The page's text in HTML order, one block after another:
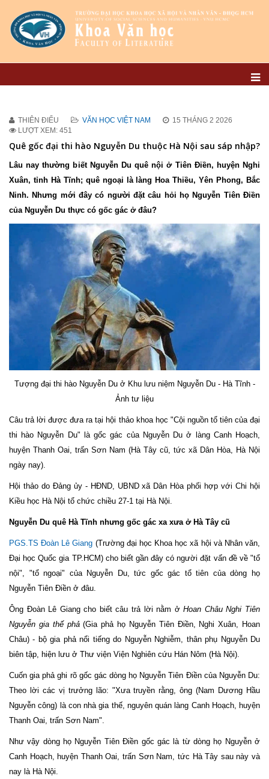
THIÊN ĐIỂU VĂN HỌC VIỆT NAM
15 THÁNG 2 2026
LƯỢT XEM: 451
Quê gốc đại thi hào Nguyễn Du thuộc Hà Nội sau sáp nhập?
Lâu nay thường biết Nguyễn Du quê nội ở Tiên Điền, huyện Nghi
Xuân, tỉnh Hà Tĩnh; quê ngoại là làng Hoa Thiều, Yên Phong, Bắc
Ninh. Nhưng mới đây có người đặt câu hỏi họ Nguyễn Tiên Điền
của Nguyễn Du thực có gốc gác ở đâu?
Tượng đại thi hào Nguyễn Du ở Khu lưu niệm Nguyễn Du - Hà Tĩnh -
Ảnh tư liệu
Câu trả lời được đưa ra tại hội thảo khoa học "Cội nguồn tổ tiên của đại
thi hào Nguyễn Du" là gốc gác của Nguyễn Du ở làng Canh Hoạch,
huyện Thanh Oai, trấn Sơn Nam (Hà Tây cũ, tức xã Dân Hòa, Hà Nội
ngày nay).
Hội thảo do Đảng ủy - HĐND, UBND xã Dân Hòa phối hợp với Chi hội
Kiều học Hà Nội tổ chức chiều 27-1 tại Hà Nội.
Nguyễn Du quê Hà Tĩnh nhưng gốc gác xa xưa ở Hà Tây cũ
PGS.TS Đoàn Lê Giang (Trường đại học Khoa học xã hội và Nhân văn,
Đại học Quốc gia TP.HCM) cho biết gần đây có người đặt vấn đề về "tổ
nội", "tổ ngoại" của Nguyễn Du, tức gốc gác tổ tiên của dòng họ
Nguyễn Tiên Điền ở đâu.
Ông Đoàn Lê Giang cho biết câu trả lời nằm ởHoan Châu Nghi Tiên
Nguyễn gia thế phả(Gia phả họ Nguyễn Tiên Điền, Nghi Xuân, Hoan
Châu) - bộ gia phả nổi tiếng do Nguyễn Nghiễm, thân phụ Nguyễn Du
biên tập, hiện lưu ở Thư viện Viện Nghiên cứu Hán Nôm (Hà Nội).
Cuốn gia phả ghi rõ gốc gác dòng họ Nguyễn Tiên Điền của Nguyễn Du:
Theo lời các vị trưởng lão: "Xưa truyền rằng, ông (Nam Dương Hầu
Nguyễn công) là con nhà gia thế, nguyên quán làng Canh Hoạch, huyện
Thanh Oai, trấn Sơn Nam".
Như vậy dòng họ Nguyễn Tiên Điền gốc gác là từ dòng họ Nguyễn ở
Canh Hoạch, huyện Thanh Oai, trấn Sơn Nam, tức Hà Tây sau này và
nay là Hà Nội.